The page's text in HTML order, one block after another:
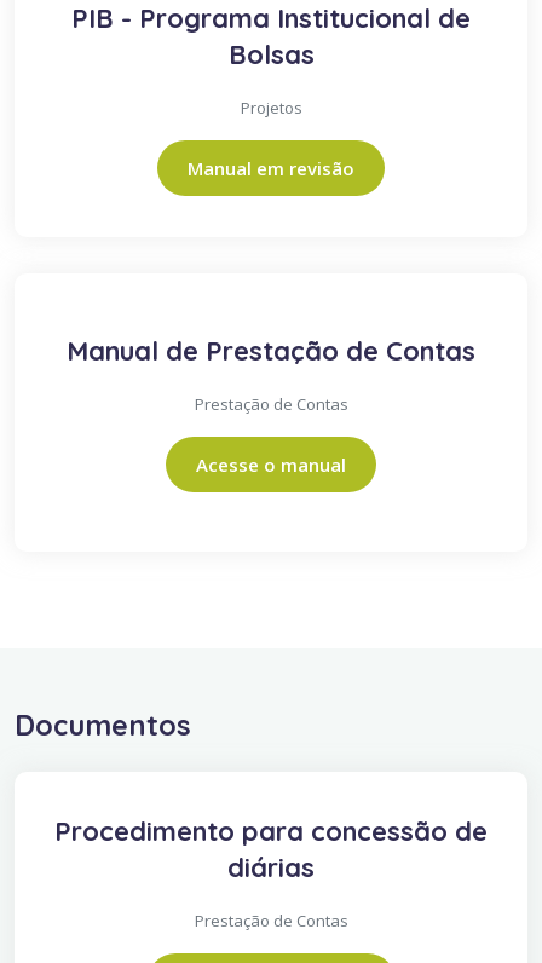
PIB - Programa Institucional de
Bolsas
Projetos
Manual em revisão
Manual de Prestação de Contas
Prestação de Contas
Acesse o manual
Documentos
Procedimento para concessão de
diárias
Prestação de Contas